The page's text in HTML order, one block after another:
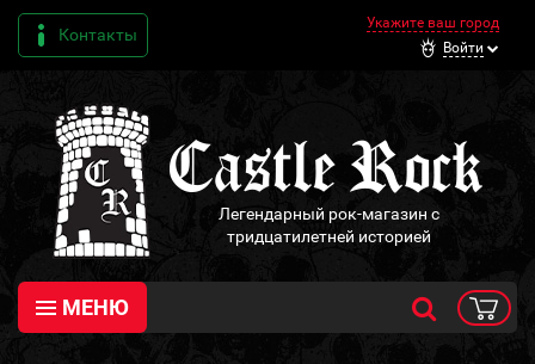
Контакты
Укажите ваш город
Войти
Легендарный рок-магазин с
тридцатилетней историей
МЕНЮ